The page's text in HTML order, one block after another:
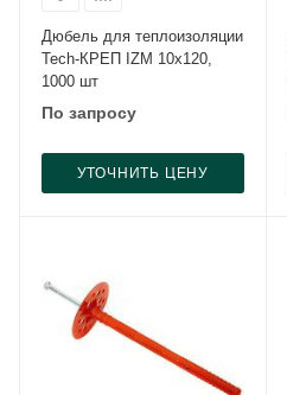
Дюбель для теплоизоляции
Tech-КРЕП IZM 10x120,
1000 шт
По запросу
УТОЧНИТЬ ЦЕНУ